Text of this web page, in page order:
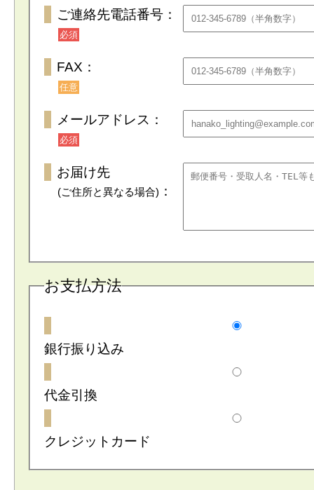
ご連絡先電話番号：
必須
FAX：
任意
メールアドレス：
必須
お届け先
(ご住所と異なる場合) ：
お支払方法
銀行振り込み
代金引換
クレジットカード